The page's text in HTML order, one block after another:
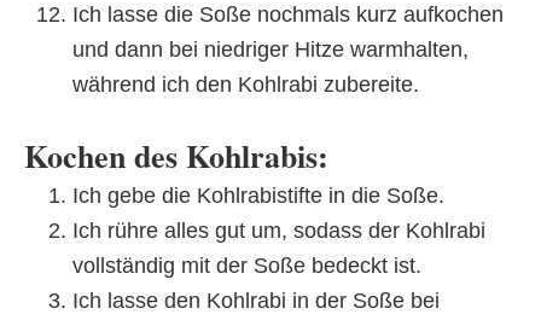
Ich lasse die Soße nochmals kurz aufkochen
und dann bei niedriger Hitze warmhalten,
während ich den Kohlrabi zubereite.
Kochen des Kohlrabis:
Ich gebe die Kohlrabistifte in die Soße.
Ich rühre alles gut um, sodass der Kohlrabi
vollständig mit der Soße bedeckt ist.
Ich lasse den Kohlrabi in der Soße bei